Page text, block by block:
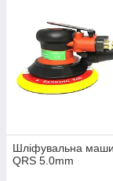
Шліфувальна
QRS 5.0mm